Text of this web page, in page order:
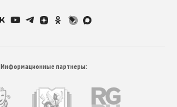
Информационные партнеры: